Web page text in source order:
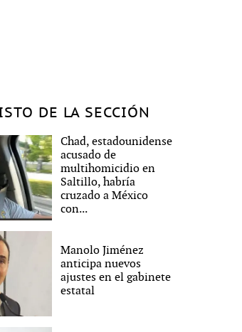
DE LA SECCIÓN
Chad, estadounidense
acusado de
multihomicidio en
Saltillo, habría
cruzado a México
con...
Manolo Jiménez
anticipa nuevos
ajustes en el gabinete
estatal